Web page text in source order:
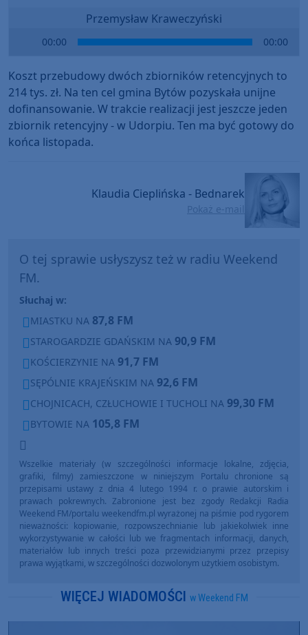
Przemysław Kraweczyński
00:00 00:00
Koszt przebudowy dwóch zbiorników retencyjnych to
214 tys. zł. Na ten cel gmina Bytów pozyskała unijne
dofinansowanie. W trakcie realizacji jest jeszcze jeden
zbiornik retencyjny - w Udorpiu. Ten ma być gotowy do
końca listopada.
Klaudia Cieplińska - Bednarek
Pokaż e-mail
O tej sprawie usłyszysz też w radiu Weekend
FM.
Słuchaj w:
MIASTKU NA 87,8 FM
STAROGARDZIE GDAŃSKIM NA 90,9 FM
KOŚCIERZYNIE NA 91,7 FM
SĘPÓLNIE KRAJEŃSKIM NA 92,6 FM
CHOJNICACH, CZŁUCHOWIE I TUCHOLI NA 99,30 FM
BYTOWIE NA 105,8 FM
Wszelkie materiały (w szczególności informacje lokalne, zdjęcia,
grafiki, filmy) zamieszczone w niniejszym Portalu chronione są
przepisami ustawy z dnia 4 lutego 1994 r. o prawie autorskim i
prawach pokrewnych. Zabronione jest bez zgody Redakcji Radia
Weekend FM/portalu weekendfm.pl wyrażonej na piśmie pod rygorem
nieważności: kopiowanie, rozpowszechnianie lub jakiekolwiek inne
wykorzystywanie w całości lub we fragmentach informacji, danych,
materiałów lub innych treści poza przewidzianymi przez przepisy
prawa wyjątkami, w szczególności dozwolonym użytkiem osobistym.
WIĘCEJ WIADOMOŚCI w Weekend FM